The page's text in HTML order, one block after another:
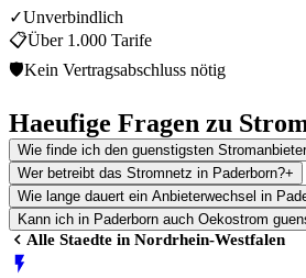
✓Unverbindlich
📋Über 1.000 Tarife
🛡Kein Vertragsabschluss nötig
Haeufige Fragen zu
Wie finde ich den guenstigsten
Wer betreibt das Stromnetz in Paderborn?+
Wie lange dauert ein Anbieterwechsel in
Kann ich in Paderborn auch Oekostrom
Alle Staedte in Nordrhein-Westfalen